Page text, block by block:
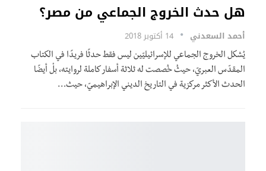
هل حدث الخروج الجماعي من مصر؟
أحمد السعدني 14 أكتوبر 2018
يُشكل الخروج الجماعي للإسرائيليّين ليس فقط حدثًا فريدًا في الكتاب
المقدّس العبريّ، حيثُ خُصصت له ثلاثة أسفار كاملة لروايته، بلْ أيضًا
الحدث الأكثر مركزية في التاريخ الديني الإبراهيميّ، حيث…